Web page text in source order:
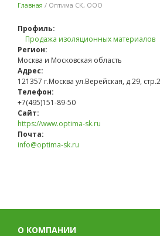
Вы здесь
Главная / Оптима СК, ООО
Профиль:
Продажа изоляционных материалов
Регион:
Москва и Московская область
Адрес:
121357 г.Москва ул.Верейская, д.29,
Телефон:
+7(495)151-89-50
Сайт:
https://www.optima-sk.ru
Почта:
info@optima-sk.ru
О КОМПАНИИ